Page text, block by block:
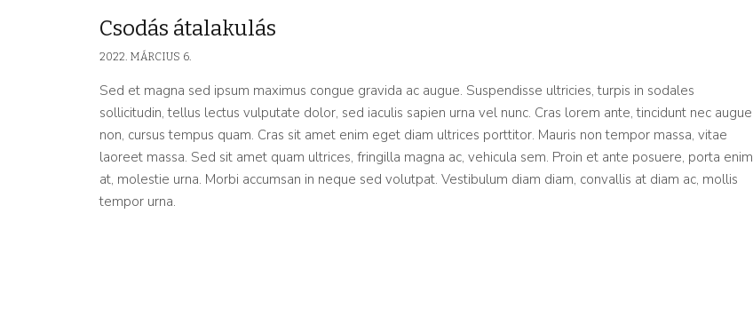
Csodás átalakulás
2022. MÁRCIUS 6.
Sed et magna sed ipsum maximus congue gravida ac augue. Suspendisse ultricies, turpis in sodales
sollicitudin, tellus lectus vulputate dolor, sed iaculis sapien urna vel nunc. Cras lorem ante, tincidunt nec augue
non, cursus tempus quam. Cras sit amet enim eget diam ultrices porttitor. Mauris non tempor massa, vitae
laoreet massa. Sed sit amet quam ultrices, fringilla magna ac, vehicula sem. Proin et ante posuere, porta enim
at, molestie urna. Morbi accumsan in neque sed volutpat. Vestibulum diam diam, convallis at diam ac, mollis
tempor urna.